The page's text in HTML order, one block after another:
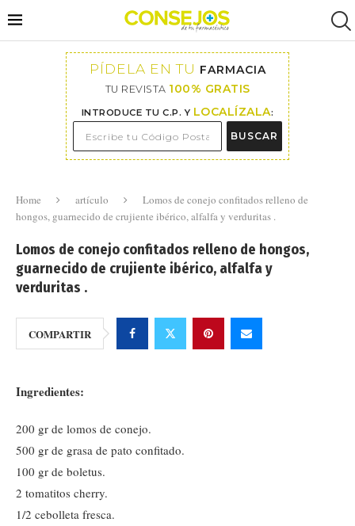
PÍDELA EN TU FARMACIA
TU REVISTA 100% GRATIS
INTRODUCE TU C.P. Y LOCALÍZALA:
BUSCAR
Home artículo
Lomos de conejo confitados relleno de
hongos, guarnecido de crujiente ibérico, alfalfa y verduritas .
Lomos de conejo confitados relleno de hongos,
guarnecido de crujiente ibérico, alfalfa y
verduritas .
COMPARTIR
Ingredientes:
200 gr de lomos de conejo.
500 gr de grasa de pato confitado.
100 gr de boletus.
2 tomatitos cherry.
1/2 cebolleta fresca.